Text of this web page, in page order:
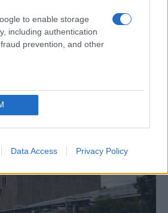
to enable storage
including authentication
prevention, and other
Data Access Privacy Policy
σύστημα επικοινωνιών
Μασκ, προκειμένου να
για την
εναντίον στόχων